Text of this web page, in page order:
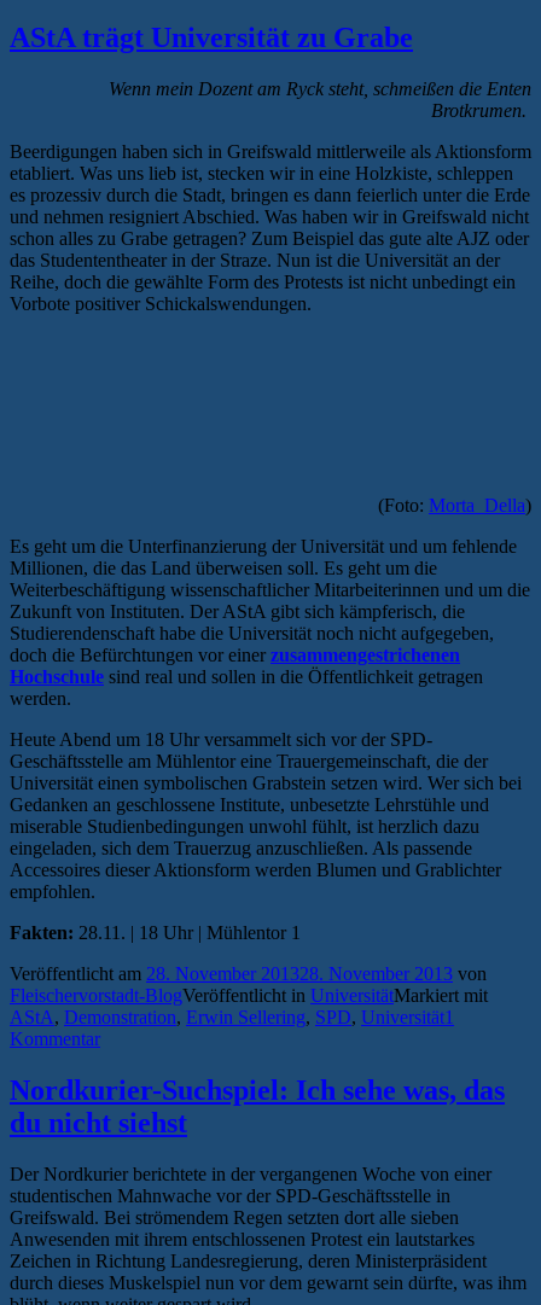
AStA trägt Universität zu Grabe
Wenn mein Dozent am Ryck steht, schmeißen die Enten
Brotkrumen.
Beerdigungen haben sich in Greifswald mittlerweile als Aktionsform
etabliert. Was uns lieb ist, stecken wir in eine Holzkiste, schleppen
es prozessiv durch die Stadt, bringen es dann feierlich unter die Erde
und nehmen resigniert Abschied. Was haben wir in Greifswald nicht
schon alles zu Grabe getragen? Zum Beispiel das gute alte AJZ oder
das Studententheater in der Straze. Nun ist die Universität an der
Reihe, doch die gewählte Form des Protests ist nicht unbedingt ein
Vorbote positiver Schickalswendungen.
(Foto: Morta_Della)
Es geht um die Unterfinanzierung der Universität und um fehlende
Millionen, die das Land überweisen soll. Es geht um die
Weiterbeschäftigung wissenschaftlicher Mitarbeiterinnen und um die
Zukunft von Instituten. Der AStA gibt sich kämpferisch, die
Studierendenschaft habe die Universität noch nicht aufgegeben,
doch die Befürchtungen vor einer zusammengestrichenen
Hochschule sind real und sollen in die Öffentlichkeit getragen
werden.
Heute Abend um 18 Uhr versammelt sich vor der SPD-
Geschäftsstelle am Mühlentor eine Trauergemeinschaft, die der
Universität einen symbolischen Grabstein setzen wird. Wer sich bei
Gedanken an geschlossene Institute, unbesetzte Lehrstühle und
miserable Studienbedingungen unwohl fühlt, ist herzlich dazu
eingeladen, sich dem Trauerzug anzuschließen. Als passende
Accessoires dieser Aktionsform werden Blumen und Grablichter
empfohlen.
Fakten: 28.11. | 18 Uhr | Mühlentor 1
Veröffentlicht am 28. November 201328. November 2013 von
Fleischervorstadt-BlogVeröffentlicht in UniversitätMarkiert mit
AStA, Demonstration, Erwin Sellering, SPD, Universität1
Kommentar
Nordkurier-Suchspiel: Ich sehe was, das
du nicht siehst
Der Nordkurier berichtete in der vergangenen Woche von einer
studentischen Mahnwache vor der SPD-Geschäftsstelle in
Greifswald. Bei strömendem Regen setzten dort alle sieben
Anwesenden mit ihrem entschlossenen Protest ein lautstarkes
Zeichen in Richtung Landesregierung, deren Ministerpräsident
durch dieses Muskelspiel nun vor dem gewarnt sein dürfte, was ihm